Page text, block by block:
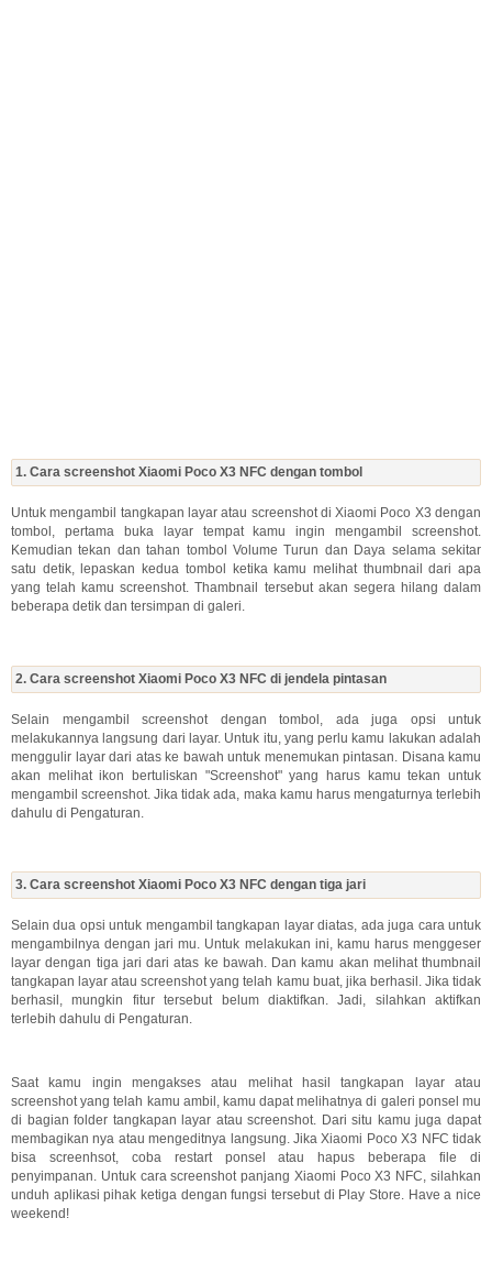
1. Cara screenshot Xiaomi Poco X3 NFC dengan tombol
Untuk mengambil tangkapan layar atau screenshot di Xiaomi Poco X3 dengan
tombol, pertama buka layar tempat kamu ingin mengambil screenshot.
Kemudian tekan dan tahan tombol Volume Turun dan Daya selama sekitar
satu detik, lepaskan kedua tombol ketika kamu melihat thumbnail dari apa
yang telah kamu screenshot. Thambnail tersebut akan segera hilang dalam
beberapa detik dan tersimpan di galeri.
2. Cara screenshot Xiaomi Poco X3 NFC di jendela pintasan
Selain mengambil screenshot dengan tombol, ada juga opsi untuk
melakukannya langsung dari layar. Untuk itu, yang perlu kamu lakukan adalah
menggulir layar dari atas ke bawah untuk menemukan pintasan. Disana kamu
akan melihat ikon bertuliskan "Screenshot" yang harus kamu tekan untuk
mengambil screenshot. Jika tidak ada, maka kamu harus mengaturnya terlebih
dahulu di Pengaturan.
3. Cara screenshot Xiaomi Poco X3 NFC dengan tiga jari
Selain dua opsi untuk mengambil tangkapan layar diatas, ada juga cara untuk
mengambilnya dengan jari mu. Untuk melakukan ini, kamu harus menggeser
layar dengan tiga jari dari atas ke bawah. Dan kamu akan melihat thumbnail
tangkapan layar atau screenshot yang telah kamu buat, jika berhasil. Jika tidak
berhasil, mungkin fitur tersebut belum diaktifkan. Jadi, silahkan aktifkan
terlebih dahulu di Pengaturan.
Saat kamu ingin mengakses atau melihat hasil tangkapan layar atau
screenshot yang telah kamu ambil, kamu dapat melihatnya di galeri ponsel mu
di bagian folder tangkapan layar atau screenshot. Dari situ kamu juga dapat
membagikan nya atau mengeditnya langsung. Jika Xiaomi Poco X3 NFC tidak
bisa screenhsot, coba restart ponsel atau hapus beberapa file di
penyimpanan. Untuk cara screenshot panjang Xiaomi Poco X3 NFC, silahkan
unduh aplikasi pihak ketiga dengan fungsi tersebut di Play Store. Have a nice
weekend!